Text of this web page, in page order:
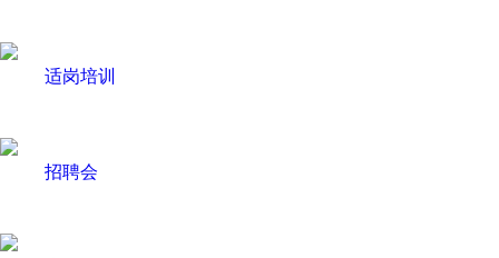
适岗培训
招聘会